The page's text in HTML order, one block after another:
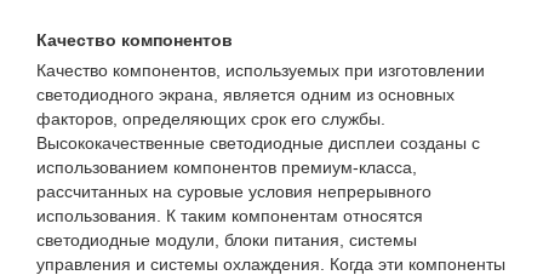
Качество компонентов
Качество компонентов, используемых при изготовлении
светодиодного экрана, является одним из основных
факторов, определяющих срок его службы.
Высококачественные светодиодные дисплеи созданы с
использованием компонентов премиум-класса,
рассчитанных на суровые условия непрерывного
использования. К таким компонентам относятся
светодиодные модули, блоки питания, системы
управления и системы охлаждения. Когда эти компоненты